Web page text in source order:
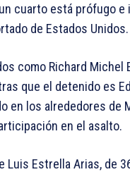
cuarto está prófugo
de Estados Unidos.
como Richard Michel
que el detenido es
en los alrededores de
en el asalto.
Estrella Arias, de